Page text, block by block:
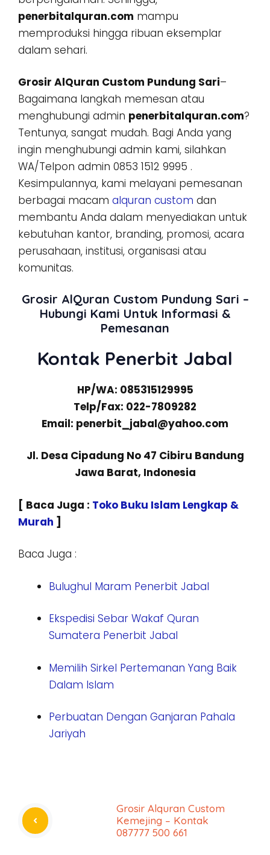
penerbitalquran.com mampu
memproduksi hingga ribuan eksemplar
dalam sehari.
Grosir AlQuran Custom Pundung Sari–
Bagaimana langkah memesan atau
menghubungi admin penerbitalquran.com?
Tentunya, sangat mudah. Bagi Anda yang
ingin menghubungi admin kami, silahkan
WA/Telpon admin 0853 1512 9995 .
Kesimpulannya, kami melayani pemesanan
berbagai macam alquran custom dan
membantu Anda dalam menyediakan untuk
kebutuhan kantor, branding, promosi, acara
perusahaan, institusi, organisasi atau
komunitas.
Grosir AlQuran Custom Pundung Sari –
Hubungi Kami Untuk Informasi &
Pemesanan
Kontak Penerbit Jabal
HP/WA: 085315129995
Telp/Fax: 022-7809282
Email: penerbit_jabal@yahoo.com
Jl. Desa Cipadung No 47 Cibiru Bandung
Jawa Barat, Indonesia
[ Baca Juga : Toko Buku Islam Lengkap &
Murah ]
Baca Juga :
Bulughul Maram Penerbit Jabal
Ekspedisi Sebar Wakaf Quran
Sumatera Penerbit Jabal
Memilih Sirkel Pertemanan Yang Baik
Dalam Islam
Perbuatan Dengan Ganjaran Pahala
Jariyah
Grosir Alquran Custom
Kemejing – Kontak
087777 500 661